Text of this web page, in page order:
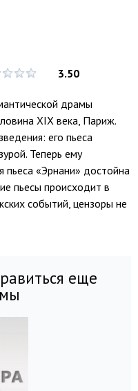
3.50
драмы
XIX века, Париж.
его пьеса
Теперь ему
пьеса «Эрнани» достойна
пьесы происходит в
событий, цензоры не
еще